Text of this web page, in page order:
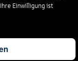
Einwilligung ist